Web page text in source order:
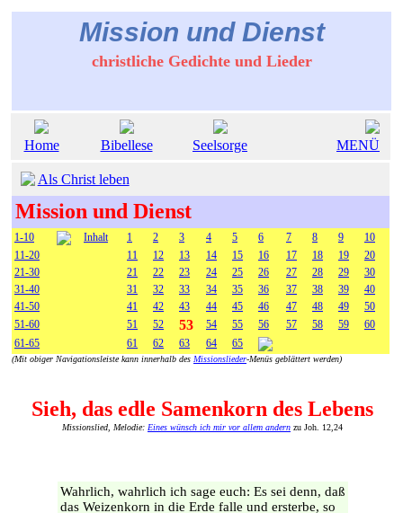
Mission und Dienst
christliche Gedichte und Lieder
Home Bibellese Seelsorge MENÜ
Als Christ leben
Mission und Dienst
1-10 Inhalt 1 2 3 4 5 6 7 8 9
10
11-20
11 12 13 14 15 16 17 18 19
20
21-30
21 22 23 24 25 26 27 28 29
30
31-40
31 32 33 34 35 36 37 38 39
40
41-50
41 42 43 44 45 46 47 48 49
50
51-60
51 52 53 54 55 56 57 58 59
60
61-65
61 62 63 64 65
(Mit obiger Navigationsleiste kann innerhalb des Missionslieder-Menüs geblättert werden)
Sieh, das edle Samenkorn des Lebens
Missionslied, Melodie: Eines wünsch ich mir vor allem andern zu Joh. 12,24
Wahrlich, wahrlich ich sage euch: Es sei denn, daß
das Weizenkorn in die Erde falle und ersterbe, so